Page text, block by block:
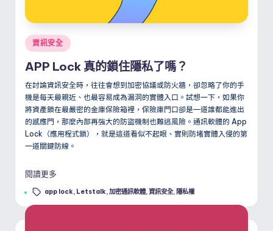
Posted
資訊安全
APP Lock 真的鎖住隱私了嗎？
在討論資訊安全時，往往會想到加密協議或防火牆，卻忽略了你的手
機是每天最親近、也最容易成為漏洞的實體入口。試想一下，如果你
將資產鎖在最嚴密的金庫保險箱裡，保險庫門口卻是一道誰都能進出
的感應門，那麼內部再強大的防盜機制也難逃風險。通訊軟體的 App
Lock（應用程式鎖），就是這道看似不起眼、實則防堵實體入侵的第
一道關鍵防線。
閱讀更多
Tags: app lock, Letstalk,加密通訊軟體,資訊安全, 隱私權